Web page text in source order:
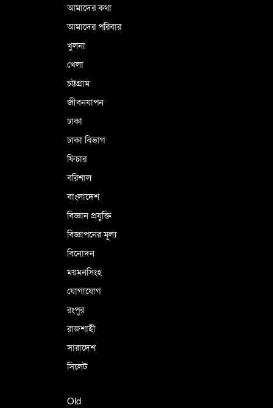
আমাদের কথা
আমাদের পরিবার
খুলনা
খেলা
চট্টগ্রাম
জীবনযাপন
ঢাকা
ঢাকা বিভাগ
ফিচার
বরিশাল
বাংলাদেশ
বিজ্ঞান প্রযুক্তি
বিজ্ঞাপনের মূল্য
বিনোদন
ময়মনসিংহ
যোগাযোগ
রংপুর
রাজশাহী
সারাদেশ
সিলেট
Old